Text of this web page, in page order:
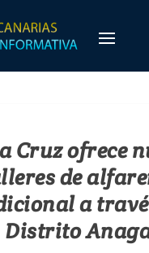
Cruz ofrece
de
a
Distrito